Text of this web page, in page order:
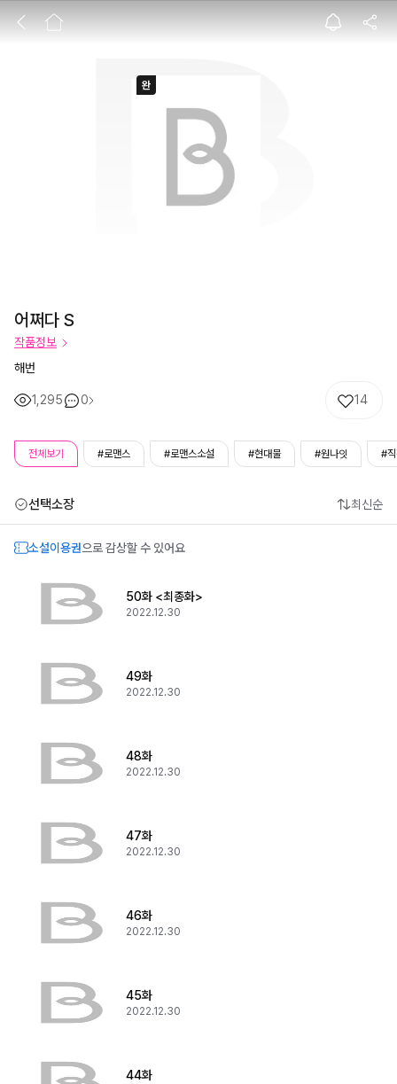
어쩌다 S
어쩌다 S
작품정보
해번
1,295 0 14
전체보기 #로맨스 #로맨스소설 #현대물 #원나잇 #
선택소장 최신순
소설이용권으로 감상할 수 있어요
50화 <최종화>
2022.12.30
49화
2022.12.30
48화
2022.12.30
47화
2022.12.30
46화
2022.12.30
45화
2022.12.30
44화